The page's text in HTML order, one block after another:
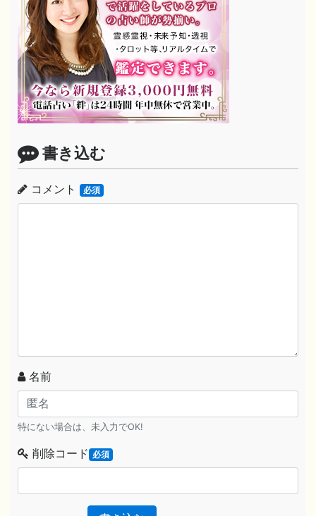
書き込む
コメント 必須
名前
特にない場合は、未入力でOK!
削除コード 必須